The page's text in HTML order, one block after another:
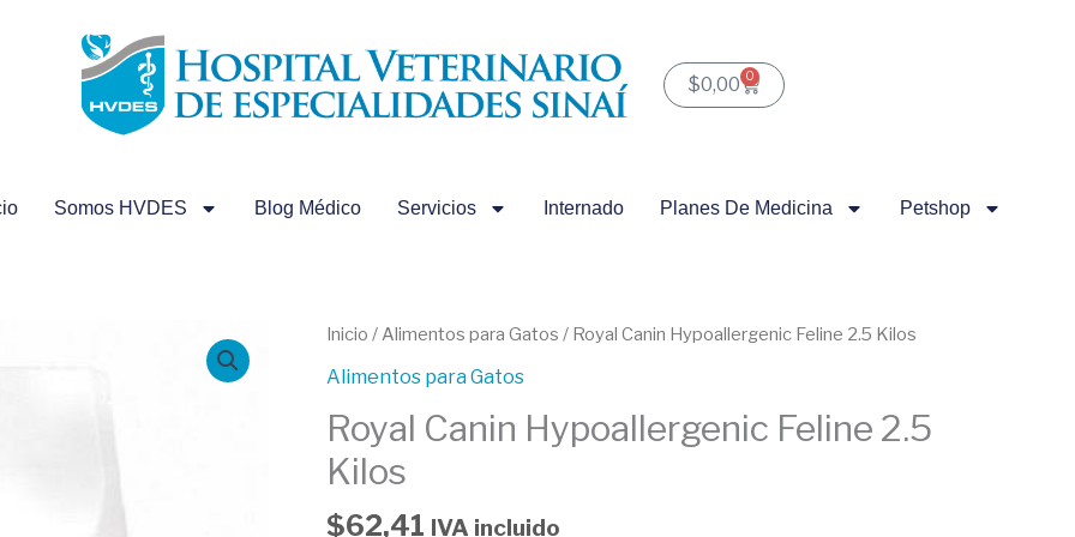
$0,00 0
Carrito
Somos HVDES Blog Médico Servicios Internado Planes De Medicina Petshop
Inicio /Alimentos para Gatos / Royal Canin Hypoallergenic Feline 2.5 Kilos
Alimentos para Gatos
Royal Canin Hypoallergenic Feline 2.5
Kilos
$62,41 IVA incluido
Royal
Canin
Hypoallergenic
Feline
2.5
Kilos
cantidad